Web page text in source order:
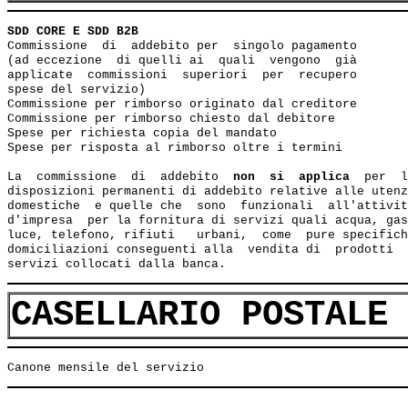
SDD CORE E SDD B2B
Commissione  di  addebito per  singolo pagamento
(ad eccezione  di quelli ai  quali  vengono  già
applicate  commissioni  superiori  per  recupero
spese del servizio)
Commissione per rimborso originato dal creditore
Commissione per rimborso chiesto dal debitore
Spese per richiesta copia del mandato
Spese per risposta al rimborso oltre i termini
La  commissione  di  addebito non  si  applica
per
disposizioni permanenti di addebito relative alle
domestiche  e quelle che  sono  funzionali
d'impresa  per la fornitura di servizi quali acqua,
luce, telefono, rifiuti   urbani,  come  pure
domiciliazioni conseguenti alla  vendita di  prodotti
CASELLARIO POSTALE